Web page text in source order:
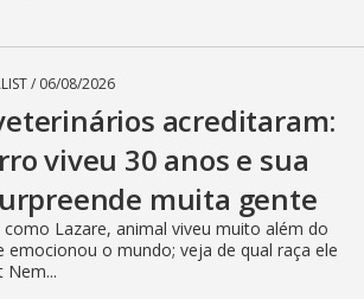
/ 06/08/2026
acreditaram:
viveu 30 anos e sua
muita gente
como Lazare, animal viveu muito além do
emocionou o mundo; veja de qual raça ele
Nem...